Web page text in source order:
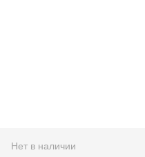
Нет в наличии